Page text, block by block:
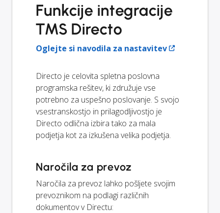
Funkcije integracije
TMS Directo
Oglejte si navodila za nastavitev
Directo je celovita spletna poslovna
programska rešitev, ki združuje vse
potrebno za uspešno poslovanje. S svojo
vsestranskostjo in prilagodljivostjo je
Directo odlična izbira tako za mala
podjetja kot za izkušena velika podjetja.
Naročila za prevoz
Naročila za prevoz lahko pošljete svojim
prevoznikom na podlagi različnih
dokumentov v Directu: